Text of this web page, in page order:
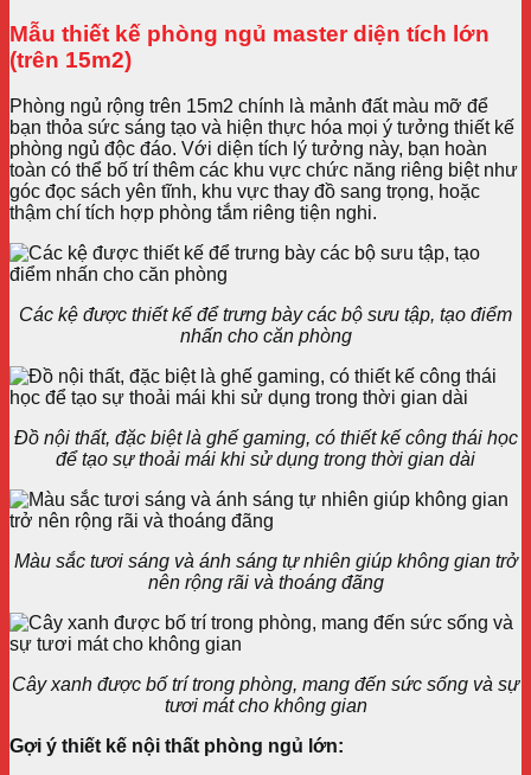
Mẫu thiết kế phòng ngủ master diện tích lớn
(trên 15m2)
Phòng ngủ rộng trên 15m2 chính là mảnh đất màu mỡ để
bạn thỏa sức sáng tạo và hiện thực hóa mọi ý tưởng thiết kế
phòng ngủ độc đáo. Với diện tích lý tưởng này, bạn hoàn
toàn có thể bố trí thêm các khu vực chức năng riêng biệt như
góc đọc sách yên tĩnh, khu vực thay đồ sang trọng, hoặc
thậm chí tích hợp phòng tắm riêng tiện nghi.
Các kệ được thiết kế để trưng bày các bộ sưu tập, tạo điểm
nhấn cho căn phòng
Đồ nội thất, đặc biệt là ghế gaming, có thiết kế công thái học
để tạo sự thoải mái khi sử dụng trong thời gian dài
Màu sắc tươi sáng và ánh sáng tự nhiên giúp không gian trở
nên rộng rãi và thoáng đãng
Cây xanh được bố trí trong phòng, mang đến sức sống và sự
tươi mát cho không gian
Gợi ý thiết kế nội thất phòng ngủ lớn: